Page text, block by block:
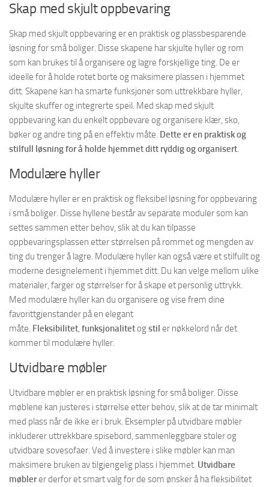
Skap med skjult oppbevaring
Skap med skjult oppbevaring er en praktisk og plassbesparende
løsning for små boliger. Disse skapene har skjulte hyller og rom
som kan brukes til å organisere og lagre forskjellige ting. De er
ideelle for å holde rotet borte og maksimere plassen i hjemmet
ditt. Skapene kan ha smarte funksjoner som uttrekkbare hyller,
skjulte skuffer og integrerte speil. Med skap med skjult
oppbevaring kan du enkelt oppbevare og organisere klær, sko,
bøker og andre ting på en effektiv måte. Dette er en praktisk og
stilfull løsning for å holde hjemmet ditt ryddig og organisert.
Modulære hyller
Modulære hyller er en praktisk og fleksibel løsning for oppbevaring
i små boliger. Disse hyllene består av separate moduler som kan
settes sammen etter behov, slik at du kan tilpasse
oppbevaringsplassen etter størrelsen på rommet og mengden av
ting du trenger å lagre. Modulære hyller kan også være et stilfullt og
moderne designelement i hjemmet ditt. Du kan velge mellom ulike
materialer, farger og størrelser for å skape et personlig uttrykk.
Med modulære hyller kan du organisere og vise frem dine
favorittgjenstander på en elegant
måte. Fleksibilitet, funksjonalitetogstil er nøkkelord når det
kommer til modulære hyller.
Utvidbare møbler
Utvidbare møbler er en praktisk løsning for små boliger. Disse
møblene kan justeres i størrelse etter behov, slik at de tar minimalt
med plass når de ikke er i bruk. Eksempler på utvidbare møbler
inkluderer uttrekkbare spisebord, sammenleggbare stoler og
utvidbare sovesofaer. Ved å investere i slike møbler kan man
maksimere bruken av tilgjengelig plass i hjemmet. Utvidbare
møblerer derfor et smart valg for de som ønsker å ha fleksibilitet